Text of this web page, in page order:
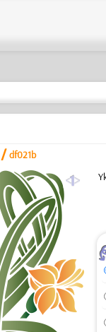
/df021b
a